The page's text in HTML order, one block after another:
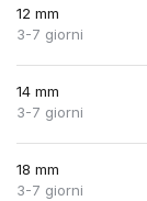
12 mm
3-7 giorni
14 mm
3-7 giorni
18 mm
3-7 giorni